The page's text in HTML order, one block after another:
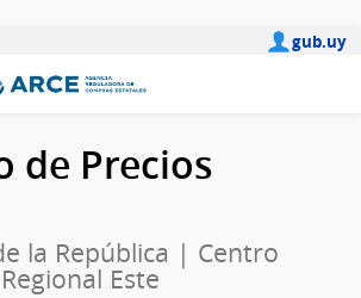
gub.uy
de Precios
la República | Centro
Este